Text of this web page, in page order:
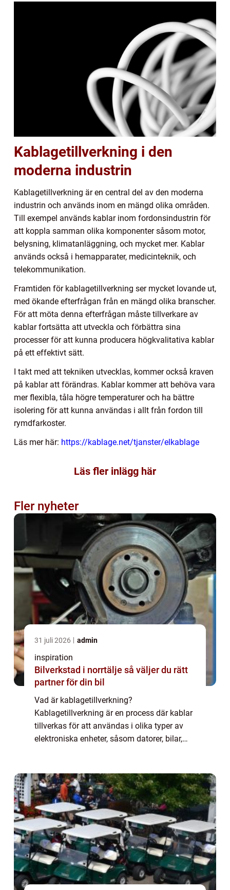
Kablagetillverkning i den
moderna industrin
Kablagetillverkning är en central del av den moderna
industrin och används inom en mängd olika områden.
Till exempel används kablar inom fordonsindustrin för
att koppla samman olika komponenter såsom motor,
belysning, klimatanläggning, och mycket mer. Kablar
används också i hemapparater, medicinteknik, och
telekommunikation.
Framtiden för kablagetillverkning ser mycket lovande ut,
med ökande efterfrågan från en mängd olika branscher.
För att möta denna efterfrågan måste tillverkare av
kablar fortsätta att utveckla och förbättra sina
processer för att kunna producera högkvalitativa kablar
på ett effektivt sätt.
I takt med att tekniken utvecklas, kommer också kraven
på kablar att förändras. Kablar kommer att behöva vara
mer flexibla, tåla högre temperaturer och ha bättre
isolering för att kunna användas i allt från fordon till
rymdfarkoster.
Läs mer här: https://kablage.net/tjanster/elkablage
Läs fler inlägg här
Fler nyheter
31 juli 2026 admin
inspiration
Bilverkstad i norrtälje så väljer du rätt
partner för din bil
Vad är kablagetillverkning?
Kablagetillverkning är en process där kablar
tillverkas för att användas i olika typer av
elektroniska enheter, såsom datorer, bilar,